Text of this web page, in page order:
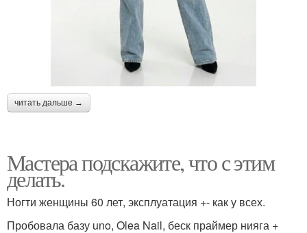
читать дальше →
Мастера подскажите, что с этим
делать.
Ногти женщины 60 лет, эксплуатация +- как у всех.
Пробовала базу uno, Olea Nail, беск праймер нияга +